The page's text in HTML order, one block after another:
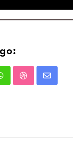
StumbleUpon
Share